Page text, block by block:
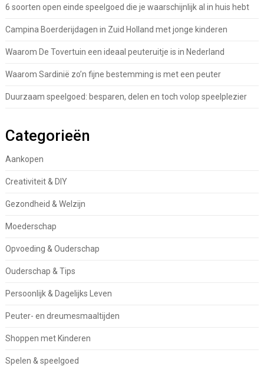
6 soorten open einde speelgoed die je waarschijnlijk al in huis hebt
Campina Boerderijdagen in Zuid Holland met jonge kinderen
Waarom De Tovertuin een ideaal peuteruitje is in Nederland
Waarom Sardinië zo’n fijne bestemming is met een peuter
Duurzaam speelgoed: besparen, delen en toch volop speelplezier
Categorieën
Aankopen
Creativiteit & DIY
Gezondheid & Welzijn
Moederschap
Opvoeding & Ouderschap
Ouderschap & Tips
Persoonlijk & Dagelijks Leven
Peuter- en dreumesmaaltijden
Shoppen met Kinderen
Spelen & speelgoed